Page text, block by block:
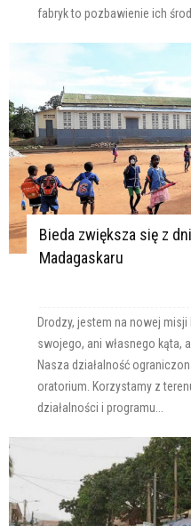
fabryk to pozbawienie ich
Bieda zwiększa się z
Madagaskaru
Drodzy, jestem na nowej
swojego, ani własnego kąta,
Nasza działalność
oratorium. Korzystamy z
działalności i programu...